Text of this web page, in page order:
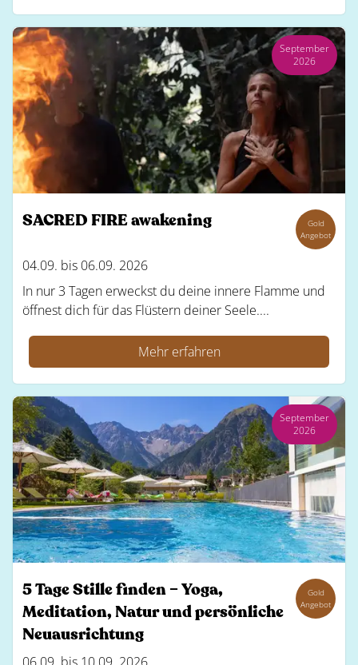
September
2026
SACRED FIRE awakening
Gold
Angebot
04.09. bis 06.09. 2026
In nur 3 Tagen erweckst du deine innere Flamme und
öffnest dich für das Flüstern deiner Seele....
Mehr erfahren
September
2026
5 Tage Stille finden – Yoga,
Meditation, Natur und persönliche
Neuausrichtung
Gold
Angebot